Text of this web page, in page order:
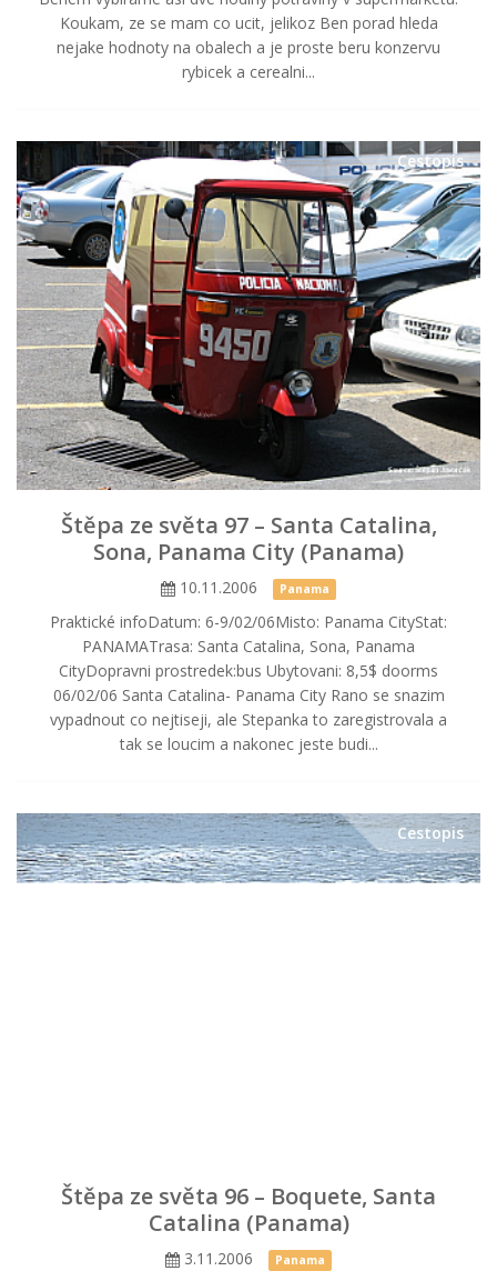
Koukam, ze se mam co ucit, jelikoz Ben porad hleda
nejake hodnoty na obalech a je proste beru konzervu
rybicek a cerealni...
Cestopis
Štěpa ze světa 97 – Santa Catalina,
Sona, Panama City (Panama)
10.11.2006 Panama
Praktické infoDatum: 6-9/02/06Misto: Panama CityStat:
PANAMATrasa: Santa Catalina, Sona, Panama
CityDopravni prostredek:bus Ubytovani: 8,5$ doorms
06/02/06 Santa Catalina- Panama City Rano se snazim
vypadnout co nejtiseji, ale Stepanka to zaregistrovala a
tak se loucim a nakonec jeste budi...
Cestopis
Štěpa ze světa 96 – Boquete, Santa
Catalina (Panama)
3.11.2006 Panama